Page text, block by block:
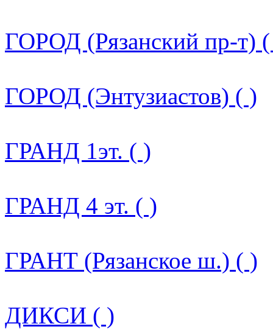
ГОРОД (Рязанский пр-т)
ГОРОД (Энтузиастов) ( )
ГРАНД 1эт. ( )
ГРАНД 4 эт. ( )
ГРАНТ (Рязанское ш.) ( )
ДИКСИ ( )